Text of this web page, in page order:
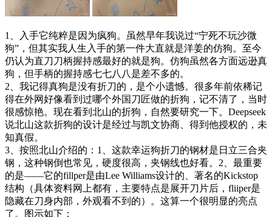
1、入手它纯粹是因为疯狗。虽然早年我说过“宁死不玩沙微
狗”，但其实我人生入手的第一件大直就是洋姜的仿狗。至今
仍认为直刀刀柄握持感最好的就是狗。仿狗虽然各方面远逊真
狗，但手柄的握持感七七八八是差不多的。
2、我记得真狗是没有折刀的，是个小遗憾。很多年前依稀记
得在外网好像看到过哪个外国刀匠做的折狗，记不清了，当时
很感惊艳。现在看到北山的折狗，自然要研究一下。Deepseek
说北山这款折狗的设计是经过与凯文协商、得到他授权的，未
知真假。
3、按照北山介绍的：1、这款幸运狗折刀的钢材是日立三合夹
钢，这种钢倒也常见，硬度很高，夹钢线也好看。2、最重要
的是——它的fillper是由Lee Williams设计的、著名的Kickstop
结构（具体资料网上都有，主要特点是展开刀片后，fliiper是
隐藏在刀身内部，外观看不到的）。这算一个很明显的亮点
了。图示如下：